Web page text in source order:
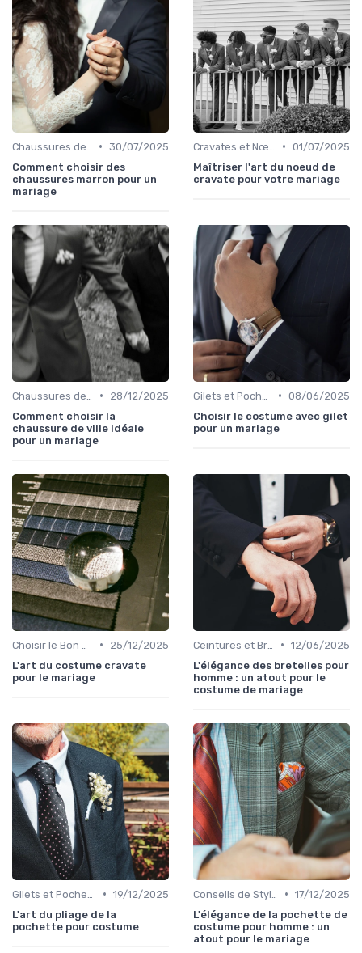
• 30/07/2025
Comment choisir des
chaussures marron pour un
mariage
• 01/07/2025
Maîtriser l'art du noeud de
cravate pour votre mariage
•
28/12/2025
Comment choisir la
chaussure de ville idéale
pour un mariage
• 08/06/2025
Choisir le costume avec gilet
pour un mariage
•
25/12/2025
L'art du costume cravate
pour le mariage
• 12/06/2025
L'élégance des bretelles pour
homme : un atout pour le
costume de mariage
• 19/12/2025
L'art du pliage de la
pochette pour costume
• 17/12/2025
L'élégance de la pochette de
costume pour homme : un
atout pour le mariage